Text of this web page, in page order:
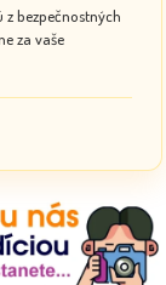
bezpečnostných
za vaše